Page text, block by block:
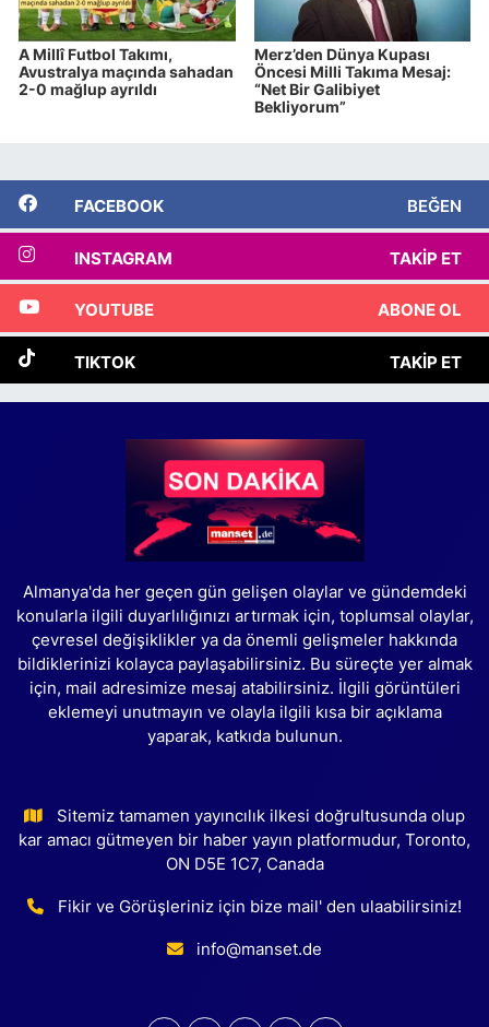
A Millî Futbol Takımı,
Avustralya maçında sahadan
2-0 mağlup ayrıldı
Merz’den Dünya Kupası
Öncesi Milli Takıma Mesaj:
“Net Bir Galibiyet
Bekliyorum”
FACEBOOK BEĞEN
INSTAGRAM TAKIP ET
YOUTUBE ABONE OL
TIKTOK TAKIP ET
Almanya'da her geçen gün gelişen olaylar ve gündemdeki
konularla ilgili duyarlılığınızı artırmak için, toplumsal olaylar,
çevresel değişiklikler ya da önemli gelişmeler hakkında
bildiklerinizi kolayca paylaşabilirsiniz. Bu süreçte yer almak
için, mail adresimize mesaj atabilirsiniz. İlgili görüntüleri
eklemeyi unutmayın ve olayla ilgili kısa bir açıklama
yaparak, katkıda bulunun.
Sitemiz tamamen yayıncılık ilkesi doğrultusunda olup
kar amacı gütmeyen bir haber yayın platformudur, Toronto,
ON D5E 1C7, Canada
Fikir ve Görüşleriniz için bize mail' den ulaabilirsiniz!
info@manset.de